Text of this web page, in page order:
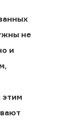
не
и
этим